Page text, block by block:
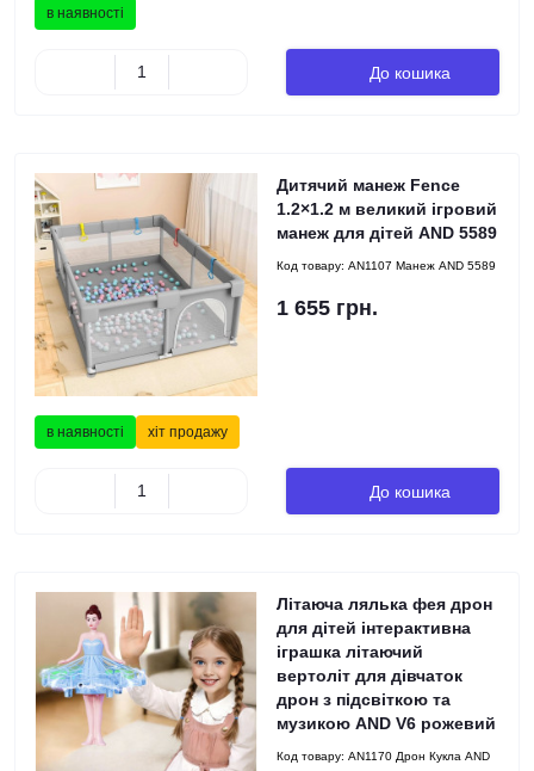
в наявності
До кошика
в наявності хіт продажу
Дитячий манеж Fence
1.2×1.2 м великий ігровий
манеж для дітей AND 5589
Код товару: AN1107 Манеж AND 5589
1 655 грн.
До кошика
Літаюча лялька фея дрон
для дітей інтерактивна
іграшка літаючий
вертоліт для дівчаток
дрон з підсвіткою та
музикою AND V6 рожевий
Код товару: AN1170 Дрон Кукла AND